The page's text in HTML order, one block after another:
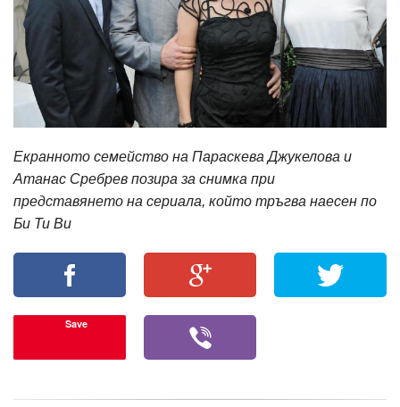
Екранното семейство на Параскева Джукелова и
Атанас Сребрев позира за снимка при
представянето на сериала, който тръгва наесен по
Би Ти Ви
Save